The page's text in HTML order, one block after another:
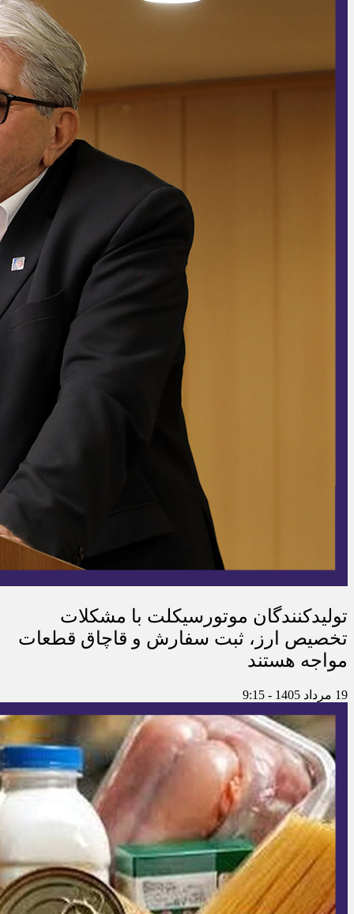
تولیدکنندگان موتورسیکلت با مشکلات
تخصیص ارز، ثبت سفارش و قاچاق قطعات
مواجه هستند